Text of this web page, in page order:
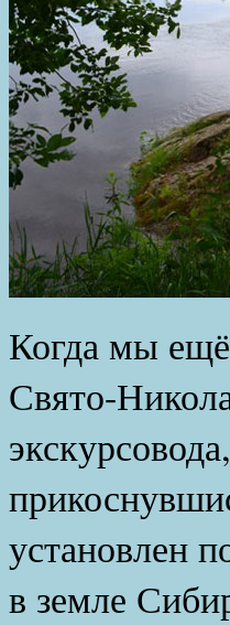
Когда мы
Свято-
установлен
в земле